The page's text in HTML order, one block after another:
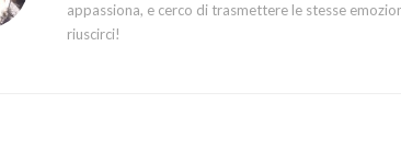
appassiona, e cerco di trasmettere le stesse
riuscirci!